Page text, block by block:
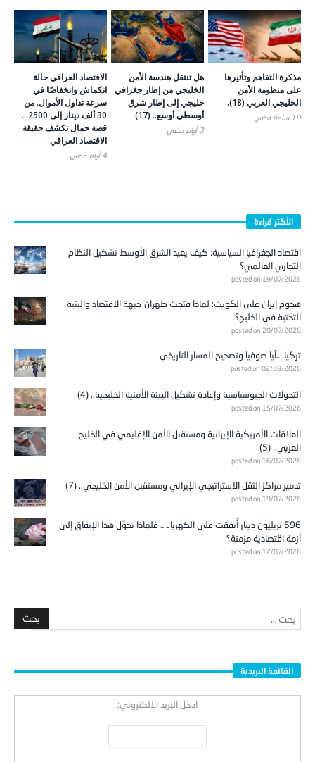
مذكرة التفاهم وتأثيرها
على منظومة الأمن
الخليجي العربي (18).
19 ساعة ‎مضي
هل تنتقل هندسة الأمن
الخليجي من إطار جغرافي
خليجي إلى إطار شرق
أوسطي أوسع.. (17)
3 أيام ‎مضي
الاقتصاد العراقي حالة
انكماش وانخفاضًا في
سرعة تداول الأموال. من
30 ألف دينار إلى 2500…
قصة حمال تكشف حقيقة
الاقتصاد العراقي
4 أيام ‎مضي
الأكثر قراءة
اقتصاد الجغرافيا السياسية: كيف يعيد الشرق الأوسط تشكيل النظام
التجاري العالمي؟
posted on 19/07/2026
هجوم إيران على الكويت: لماذا فتحت طهران جبهة الاقتصاد والبنية
التحتية في الخليج؟
posted on 20/07/2026
تركيا …آيا صوفيا وتصحيح المسار التاريخي
posted on 02/08/2026
التحولات الجيوسياسية وإعادة تشكيل البيئة الأمنية الخليجية.. (4)
posted on 15/07/2026
العلاقات الأمريكية الإيرانية ومستقبل الأمن الإقليمي في الخليج
العربي.. (5)
posted on 16/07/2026
تدمير مراكز الثقل الاستراتيجي الإيراني ومستقبل الأمن الخليجي.. (7)
posted on 19/07/2026
596 تريليون دينار أُنفقت على الكهرباء… فلماذا تحوّل هذا الإنفاق إلى
أزمة اقتصادية مزمنة؟
posted on 12/07/2026
القائمة البريدية
ادخل البريد الالكتروني: